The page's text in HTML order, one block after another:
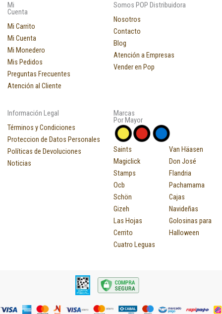
Mi
Cuenta
Mi Carrito
Mi Cuenta
Mi Monedero
Mis Pedidos
Preguntas Frecuentes
Atención al Cliente
Somos POP Distribuidora
Nosotros
Contacto
Blog
Atención a Empresas
Vender en Pop
Información Legal
Términos y Condiciones
Proteccion de Datos Personales
Políticas de Devoluciones
Noticias
Marcas
Por Mayor
Saints
Magiclick
Stamps
Ocb
Schön
Gizeh
Las Hojas
Cerrito
Cuatro Leguas
Van Häasen
Don José
Flandria
Pachamama
Cajas
Navideñas
Golosinas para
Halloween